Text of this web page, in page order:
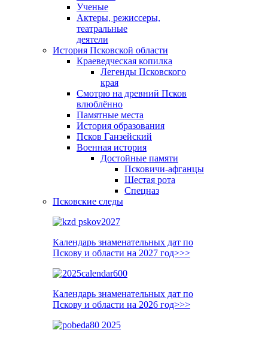
Ученые
Актеры, режиссеры,
театральные
деятели
История Псковской области
Краеведческая копилка
Легенды Псковского
края
Смотрю на древний Псков
влюблённо
Памятные места
История образования
Псков Ганзейский
Военная история
Достойные памяти
Псковичи-афганцы
Шестая рота
Спецназ
Псковские следы
Календарь знаменательных дат по
Пскову и области на 2027 год>>>
Календарь знаменательных дат по
Пскову и области на 2026 год>>>